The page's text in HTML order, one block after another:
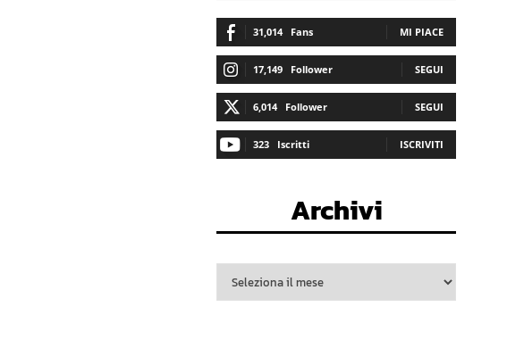
31,014 Fans MI PIACE
17,149 Follower SEGUI
6,014 Follower SEGUI
323 Iscritti ISCRIVITI
Archivi